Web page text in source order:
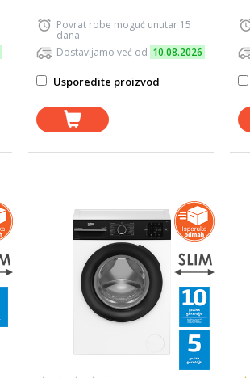
Povrat robe moguć unutar 15
dana
Dostavljamo već od 10.08.2026
Usporedite proizvod